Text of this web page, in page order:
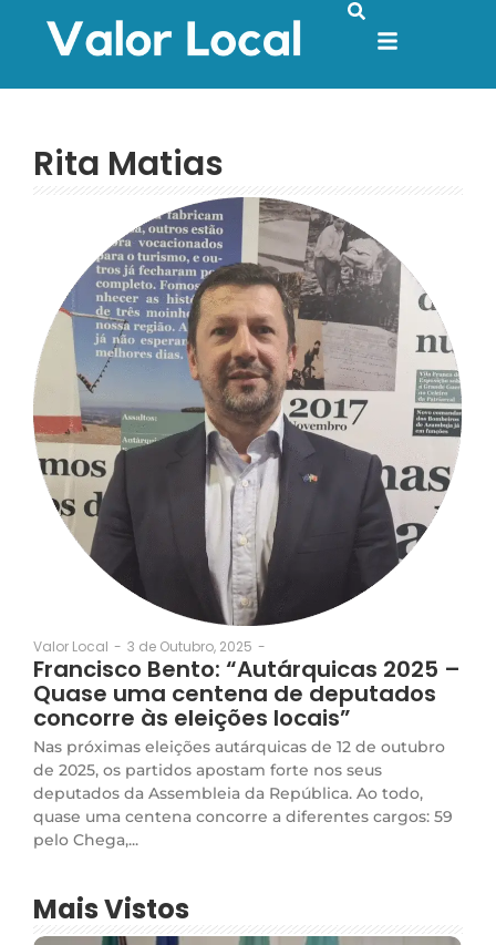
Rita Matias
Valor Local - 3 de Outubro, 2025 -
Francisco Bento: “Autárquicas 2025 –
Quase uma centena de deputados
concorre às eleições locais”
Nas próximas eleições autárquicas de 12 de outubro
de 2025, os partidos apostam forte nos seus
deputados da Assembleia da República. Ao todo,
quase uma centena concorre a diferentes cargos: 59
pelo Chega,...
Mais Vistos